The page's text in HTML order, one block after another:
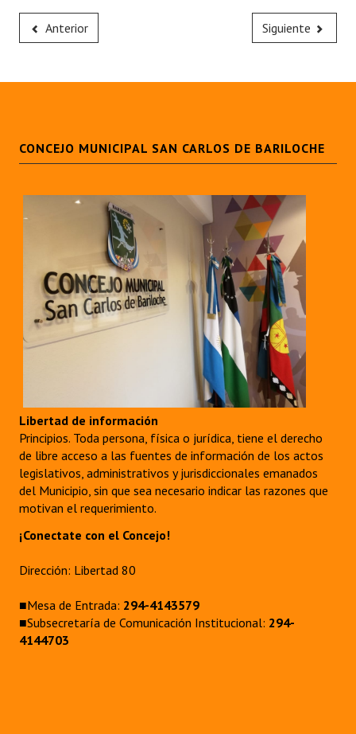
Anterior Siguiente
CONCEJO MUNICIPAL SAN CARLOS DE BARILOCHE
Libertad de información
Principios. Toda persona, física o jurídica, tiene el derecho
de libre acceso a las fuentes de información de los actos
legislativos, administrativos y jurisdiccionales emanados
del Municipio, sin que sea necesario indicar las razones que
motivan el requerimiento.
¡Conectate con el Concejo!
Dirección: Libertad 80
■Mesa de Entrada: 294-4143579
■Subsecretaría de Comunicación Institucional: 294-
4144703